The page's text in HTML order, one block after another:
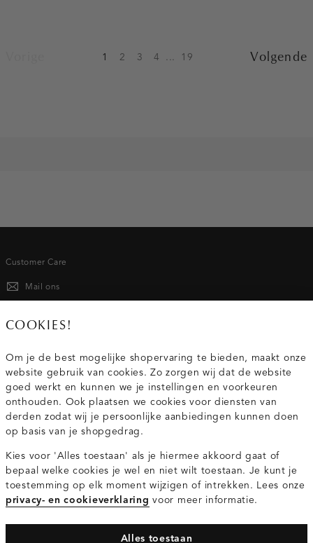
1 2 3 4 ... 19 Volgende
Customer Care
Mail ons
020 - 3412 667
Service
Wij zijn Costes
Topcategorieën voor jou
Privacy- en cookieverklaringAlgemene Voorwaarden
COOKIES!
Om je de best mogelijke shopervaring te bieden, maakt onze
website gebruik van cookies. Zo zorgen wij dat de website
goed werkt en kunnen we je instellingen en voorkeuren
onthouden. Ook plaatsen we cookies voor diensten van
derden zodat wij je persoonlijke aanbiedingen kunnen doen
op basis van je shopgedrag.
Kies voor 'Alles toestaan' als je hiermee akkoord gaat of
bepaal welke cookies je wel en niet wilt toestaan. Je kunt je
toestemming op elk moment wijzigen of intrekken. Lees onze
privacy- en cookieverklaring voor meer informatie.
Alles toestaan